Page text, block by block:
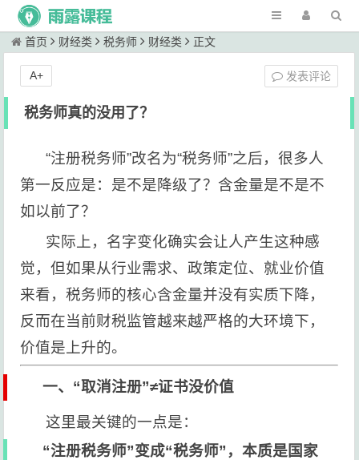
首页 财经类 税务师 财经类 正文
税务师真的没用了？
“注册税务师”改名为“税务师”之后，很多人
第一反应是：是不是降级了？含金量是不是不
如以前了？
实际上，名字变化确实会让人产生这种感
觉，但如果从行业需求、政策定位、就业价值
来看，税务师的核心含金量并没有实质下降，
反而在当前财税监管越来越严格的大环境下，
价值是上升的。
一、“取消注册”≠证书没价值
这里最关键的一点是：
“注册税务师”变成“税务师”，本质是国家
发表评论
A+